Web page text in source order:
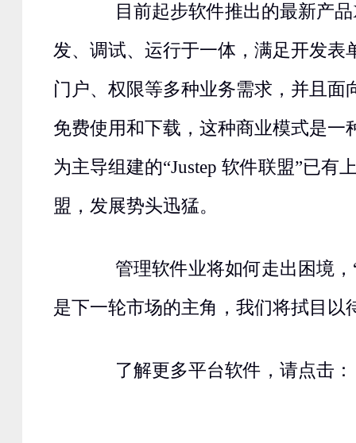
目前起步软件推出的最新产品
发、调试、运行于一体，满足开发表
门户、权限等多种业务需求，并且面
免费使用和下载，这种商业模式是一
为主导组建的“Justep 软件联盟”已有
盟，发展势头迅猛。
管理软件业将如何走出困境，
是下一轮市场的主角，我们将拭目以
了解更多平台软件，请点击：